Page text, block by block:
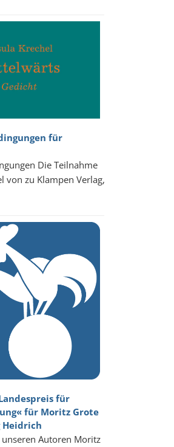
für
Die Teilnahme
von zu Klampen Verlag,
für
für Moritz Grote
Heidrich
Autoren Moritz